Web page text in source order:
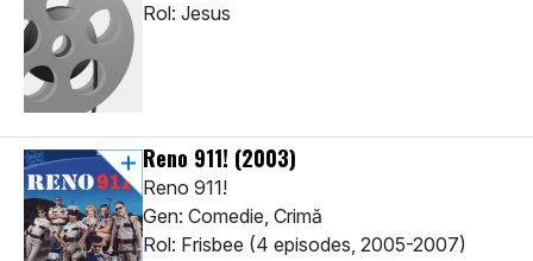
Rol: Jesus
Reno 911! (2003)
Reno 911!
Gen: Comedie, Crimă
Rol: Frisbee (4 episodes, 2005-2007)